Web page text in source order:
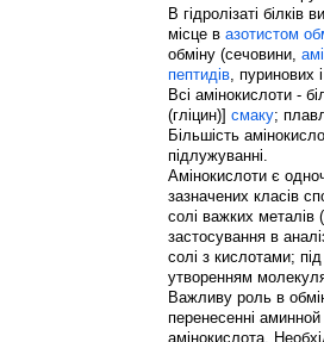
В гідролізаті
місце в азотистом
обміну (сечовини,
пептидів , пуринових
Всі амінокислоти -
(гліцин)] смаку;
Більшість
підлужуванні.
Амінокислоти є
зазначених класів
солі важких металів
застосування в
солі з кислотами;
утворенням
Важливу роль в
перенесенні
амінокислота.